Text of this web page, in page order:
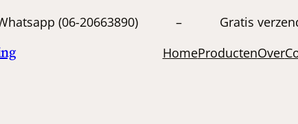
Whatsapp (06-20663890) – Gratis
HomeProductenOver